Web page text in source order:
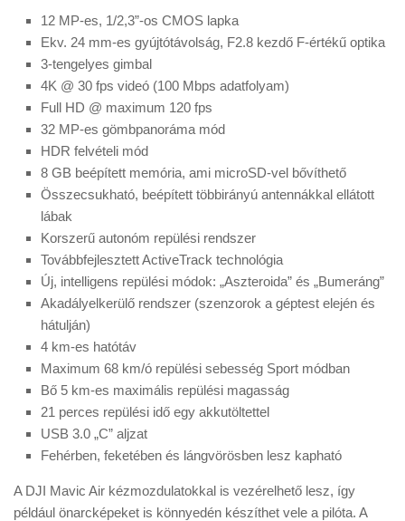
12 MP-es, 1/2,3”-os CMOS lapka
Ekv. 24 mm-es gyújtótávolság, F2.8 kezdő F-értékű optika
3-tengelyes gimbal
4K @ 30 fps videó (100 Mbps adatfolyam)
Full HD @ maximum 120 fps
32 MP-es gömbpanoráma mód
HDR felvételi mód
8 GB beépített memória, ami microSD-vel bővíthető
Összecsukható, beépített többirányú antennákkal ellátott
lábak
Korszerű autonóm repülési rendszer
Továbbfejlesztett ActiveTrack technológia
Új, intelligens repülési módok: „Aszteroida” és „Bumeráng”
Akadályelkerülő rendszer (szenzorok a géptest elején és
hátulján)
4 km-es hatótáv
Maximum 68 km/ó repülési sebesség Sport módban
Bő 5 km-es maximális repülési magasság
21 perces repülési idő egy akkutöltettel
USB 3.0 „C” aljzat
Fehérben, feketében és lángvörösben lesz kapható
A DJI Mavic Air kézmozdulatokkal is vezérelhető lesz, így
például önarcképeket is könnyedén készíthet vele a pilóta. A